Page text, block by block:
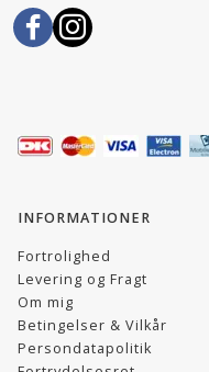
INFORMATIONER
Fortrolighed
Levering og Fragt
Om mig
Betingelser & Vilkår
Persondatapolitik